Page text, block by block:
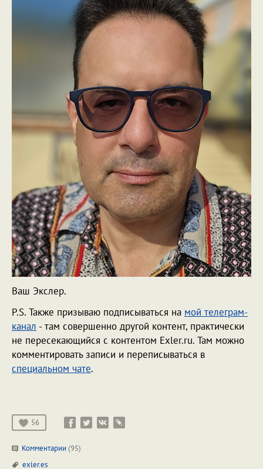
Ваш Экслер.
P.S. Также призываю подписываться на мой телеграм-
канал - там совершенно другой контент, практически
не пересекающийся с контентом Exler.ru. Там можно
комментировать записи и переписываться в
специальном чате.
56
Комментарии (95)
exler.es